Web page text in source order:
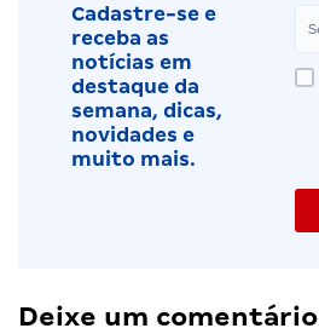
Cadastre-se e
receba as
notícias em
destaque da
semana, dicas,
novidades e
muito mais.
Deixe um comentário